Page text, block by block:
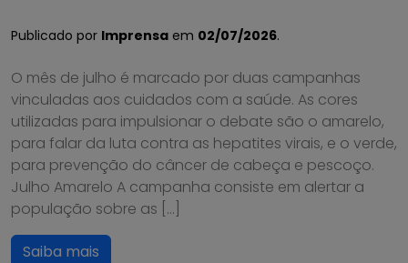
Publicado por Imprensa em 02/07/2026.
O mês de julho é marcado por duas campanhas
vinculadas aos cuidados com a saúde. As cores
utilizadas para impulsionar o debate são o amarelo,
para falar da luta contra as hepatites virais, e o verde,
para prevenção do câncer de cabeça e pescoço.
Julho Amarelo A campanha consiste em alertar a
população sobre as […]
Saiba mais